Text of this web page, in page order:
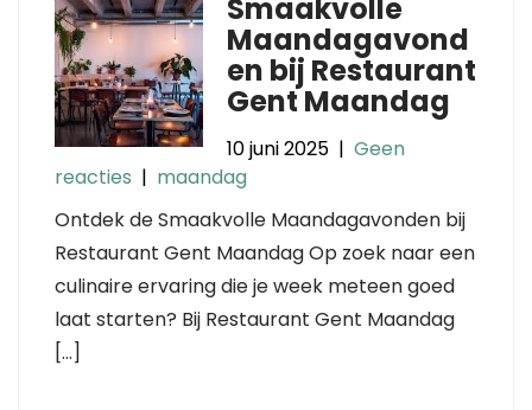
Smaakvolle
Maandagavond
en bij Restaurant
Gent Maandag
10 juni 2025 | Geen
reacties | maandag
Ontdek de Smaakvolle Maandagavonden bij
Restaurant Gent Maandag Op zoek naar een
culinaire ervaring die je week meteen goed
laat starten? Bij Restaurant Gent Maandag
[…]